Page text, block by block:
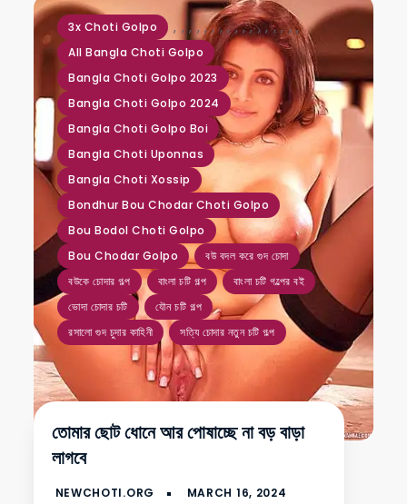
3x Choti Golpo ,
All Bangla Choti Golpo
,
Bangla Choti Golpo 2023
,
Bangla Choti Golpo 2024
,
Bangla Choti Golpo Boi
,
Bangla Choti Uponnas
,
Bangla Choti Xossip
,
Bondhur Bou Chodar Choti Golpo
,
Bou Bodol Choti Golpo
,
Bou Chodar Golpo
,
বউ বদল করে গুদ চোদা
,
বউকে চোদার গল্প
,
বাংলা চটি গল্প
,
বাংলা চটি গল্পের বই
,
ভোদা চোদার চটি
,
যৌন চটি গল্প
,
রসালো গুদ চুদার কাহিনী
,
সত্যি চোদার নতুন চটি গল্প
তোমার ছোট ধোনে আর পোষাচ্ছে না বড় বাড়া
লাগবে